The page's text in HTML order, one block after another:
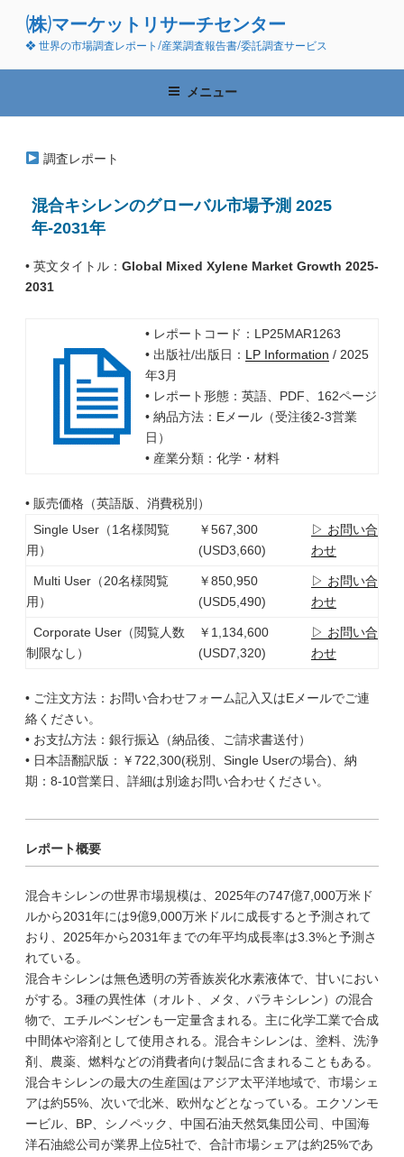
ン
(株)マーケットリサーチセンター
❖ 世界の市場調査レポート/産業調査報告書/委託調査サービス
メニュー
調査レポート
混合キシレンのグローバル市場予測 2025
年-2031年
• 英文タイトル： Global Mixed Xylene Market Growth 2025-
2031
• レポートコード：LP25MAR1263
• 出版社/出版日： LP Information / 2025
年3月
• レポート形態：英語、PDF、162ページ
• 納品方法：Eメール（受注後2-3営業
日）
• 産業分類：化学・材料
• 販売価格（英語版、消費税別）
Single User（1名様閲覧
用）
￥567,300
(USD3,660)
▷ お問い合
わせ
Multi User（20名様閲覧
用）
￥850,950
(USD5,490)
▷ お問い合
わせ
Corporate User（閲覧人数
制限なし）
￥1,134,600
(USD7,320)
▷ お問い合
わせ
• ご注文方法：お問い合わせフォーム記入又はEメールでご連
絡ください。
• お支払方法：銀行振込（納品後、ご請求書送付）
• 日本語翻訳版：￥722,300(税別、Single Userの場合)、納
期：8-10営業日、詳細は別途お問い合わせください。
レポート概要
混合キシレンの世界市場規模は、2025年の747億7,000万米ド
ルから2031年には9億9,000万米ドルに成長すると予測されて
おり、2025年から2031年までの年平均成長率は3.3%と予測さ
れている。
混合キシレンは無色透明の芳香族炭化水素液体で、甘いにおい
がする。3種の異性体（オルト、メタ、パラキシレン）の混合
物で、エチルベンゼンも一定量含まれる。主に化学工業で合成
中間体や溶剤として使用される。混合キシレンは、塗料、洗浄
剤、農薬、燃料などの消費者向け製品に含まれることもある。
混合キシレンの最大の生産国はアジア太平洋地域で、市場シェ
アは約55%、次いで北米、欧州などとなっている。エクソンモ
ービル、BP、シノペック、中国石油天然気集団公司、中国海
洋石油総公司が業界上位5社で、合計市場シェアは約25%であ